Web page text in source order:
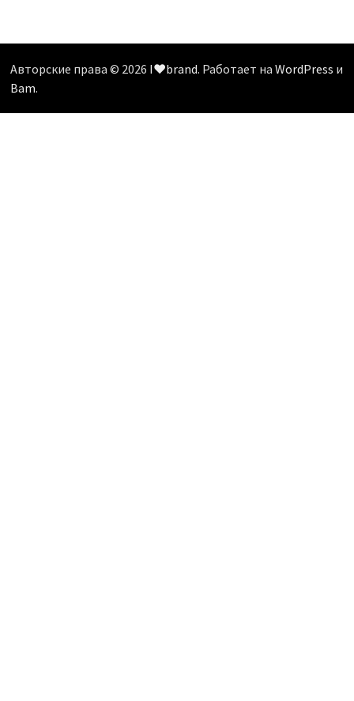
Авторские права © 2026 I❤️brand. Работает наWordPress и
Bam.